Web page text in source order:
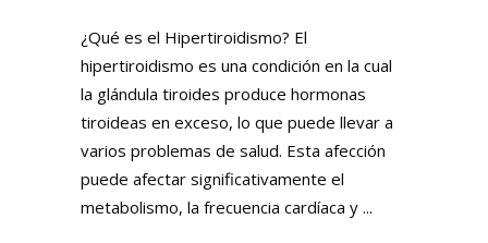
¿Qué es el Hipertiroidismo? El
hipertiroidismo es una condición en la cual
la glándula tiroides produce hormonas
tiroideas en exceso, lo que puede llevar a
varios problemas de salud. Esta afección
puede afectar significativamente el
metabolismo, la frecuencia cardíaca y